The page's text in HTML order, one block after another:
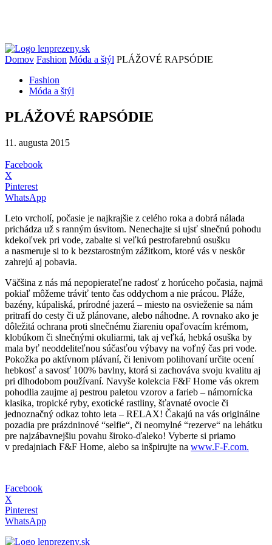
Domov Fashion Móda a štýl PLÁŽOVÉ RAPSÓDIE
Fashion
Móda a štýl
PLÁŽOVÉ RAPSÓDIE
11. augusta 2015
Facebook
X
Pinterest
WhatsApp
Leto vrcholí, počasie je najkrajšie z celého roka a dobrá nálada
prichádza už s ranným úsvitom. Nenechajte si ujsť slnečnú pohodu
kdekoľvek pri vode, zabalte si veľkú pestrofarebnú osušku
a nasmeruje si to k bezstarostným zážitkom, ktoré vás v neskôr
zahrejú aj pobavia.
Väčšina z nás má nepopierateľne radosť z horúceho počasia, najmä
pokiaľ môžeme tráviť tento čas oddychom a nie prácou. Pláže,
bazény, kúpaliská, prírodné jazerá – miesto na osvieženie sa nám
pritrafí do cesty či už plánovane, alebo náhodne. A rovnako ako je
dôležitá ochrana proti slnečnému žiareniu opaľovacím krémom,
klobúkom či slnečnými okuliarmi, tak aj veľká, hebká osuška by
mala byť neoddeliteľnou súčasťou výbavy na voľný čas pri vode.
Pokožka po aktívnom plávaní, či lenivom polihovaní určite ocení
hebkosť a savosť 100% bavlny, ktorá si zachováva svoju kvalitu aj
pri dlhodobom používaní. Navyše kolekcia F&F Home vás okrem
pohodlia zaujme aj pestrou paletou vzorov a farieb – námornícka
klasika, tropické ryby, exotické rastliny, šťavnaté ovocie či
jednoznačný odkaz tohto leta – RELAX! Čakajú na vás originálne
pozadia pre prázdninové “selfie“, či neomylné “rezerve“ na lehátku
pre najzábavnejšiu povahu široko-ďaleko! Vyberte si priamo
v predajniach F&F Home, alebo sa inšpirujte na www.F-F.com.
Facebook
X
Pinterest
WhatsApp